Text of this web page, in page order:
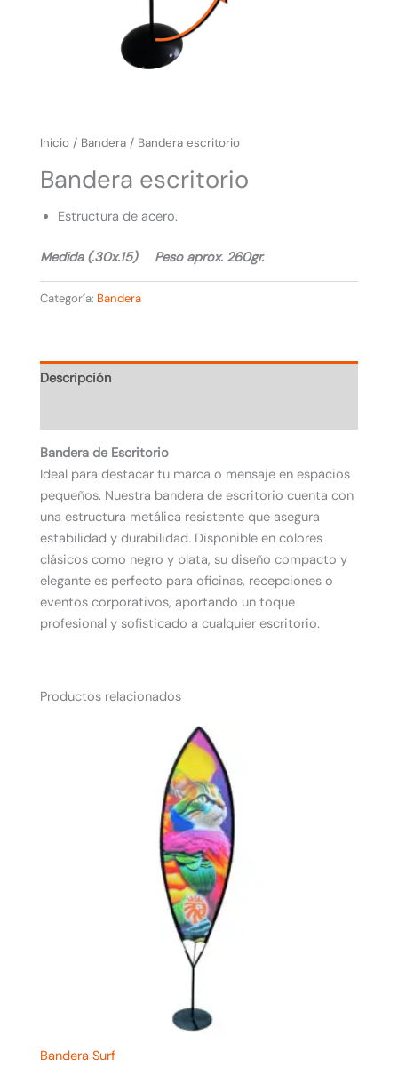
Inicio / Bandera / Bandera escritorio
Bandera escritorio
Estructura de acero.
Medida (.30x.15) Peso aprox. 260gr.
Categoría: Bandera
Descripción
Bandera de Escritorio
Ideal para destacar tu marca o mensaje en espacios
pequeños. Nuestra bandera de escritorio cuenta con
una estructura metálica resistente que asegura
estabilidad y durabilidad. Disponible en colores
clásicos como negro y plata, su diseño compacto y
elegante es perfecto para oficinas, recepciones o
eventos corporativos, aportando un toque
profesional y sofisticado a cualquier escritorio.
Productos relacionados
Bandera Surf